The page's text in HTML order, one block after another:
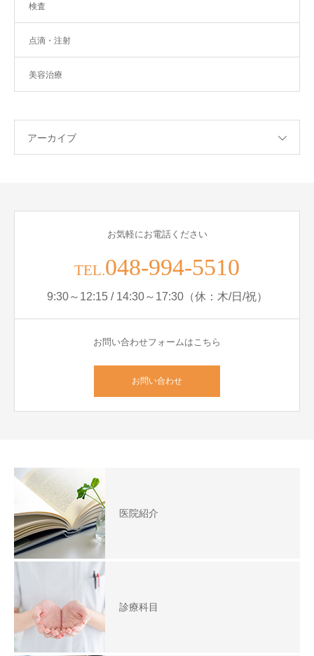
検査
点滴・注射
美容治療
アーカイブ
お気軽にお電話ください
TEL.048-994-5510
9:30～12:15 / 14:30～17:30（休：木/日/祝）
お問い合わせフォームはこちら
お問い合わせ
医院紹介
診療科目